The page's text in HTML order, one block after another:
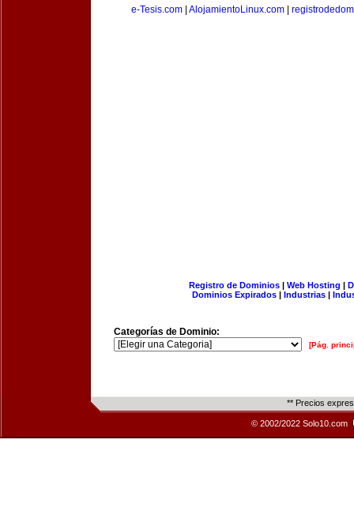
e-Tesis.com AlojamientoLinux.com
Registro de Dominios| Web Hosting |
Dominios Expirados | Industrias |
Categorías de Dominio:
[Pág.
** Precios
© 2002/2022 Solo10.com